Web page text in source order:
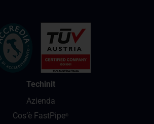
Techinit
Azienda
Cos’è FastPipe ®